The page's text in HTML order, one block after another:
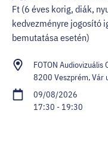
Ft (6 éves korig, diák,
kedvezményre jogosító
bemutatása esetén)
FOTON Audiovizuális
8200 Veszprém, Vár
09/08/2026
17:30 - 19:30